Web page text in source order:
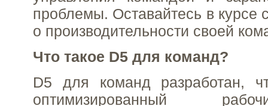
проблемы. Оставайтесь в курсе
о производительности своей
Что такое D5 для команд?
D5 для команд разработан,
оптимизированный